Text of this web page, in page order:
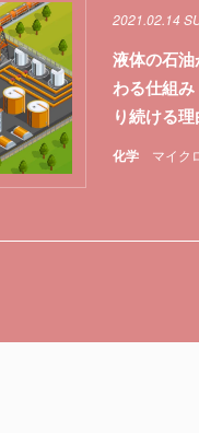
化学 マイク
2021.02.14
液体の石
わる仕組
り続ける